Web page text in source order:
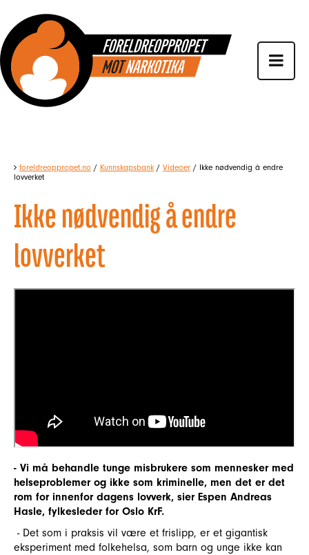
foreldreoppropet.no / Kunnskapsbank / Videoer / Ikke nødvendig å endre
lovverket
Ikke nødvendig å endre
lovverket
- Vi må behandle tunge misbrukere som mennesker med
helseproblemer og ikke som kriminelle, men det er det
rom for innenfor dagens lovverk, sier Espen Andreas
Hasle, fylkesleder for Oslo KrF.
- Det som i praksis vil være et frislipp, er et gigantisk
eksperiment med folkehelsa, som barn og unge ikke kan